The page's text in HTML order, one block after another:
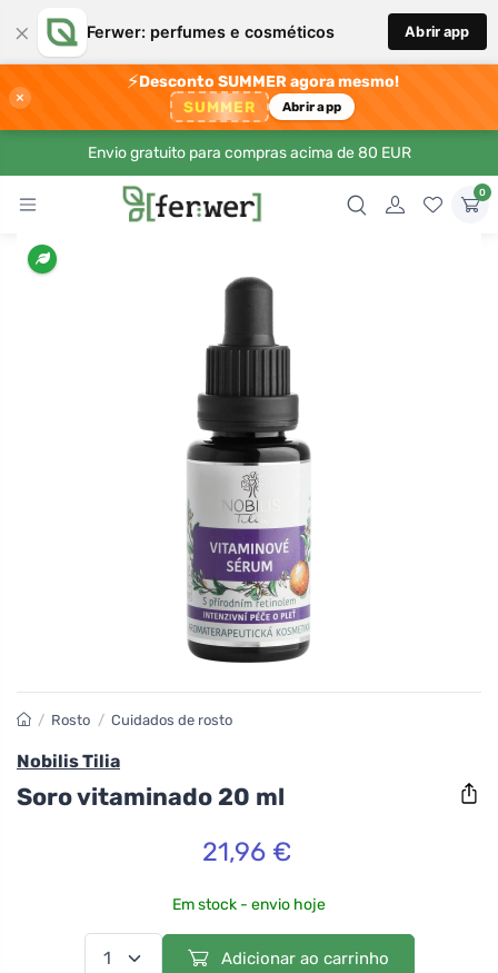
× Ferwer: perfumes e cosméticos Abrir app
×
⚡Desconto SUMMER agora mesmo!
SUMMER Abrir app
Envio gratuito para compras acima de 80 EUR
0
/ Rosto / Cuidados de rosto
Nobilis Tilia
Soro vitaminado 20 ml
21,96 €
Em stock - envio hoje
Adicionar ao carrinho